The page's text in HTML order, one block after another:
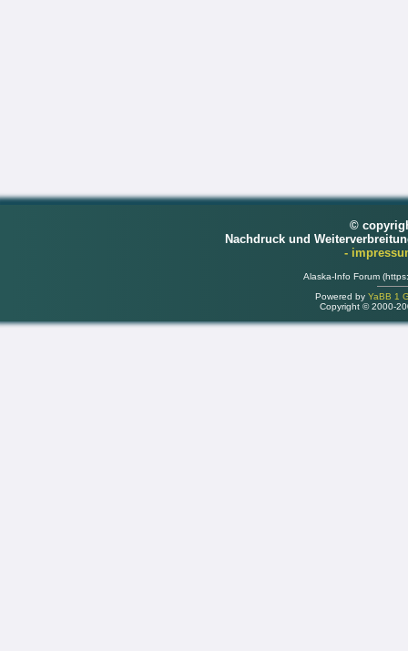
©
Nachdruck und
-
Alaska-Info Forum
Powered by YaBB 1
Copyright © 2000-